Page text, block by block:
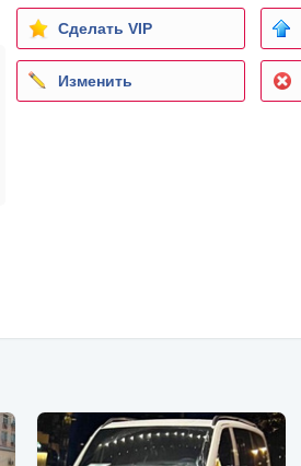
Сделать VIP
Изменить